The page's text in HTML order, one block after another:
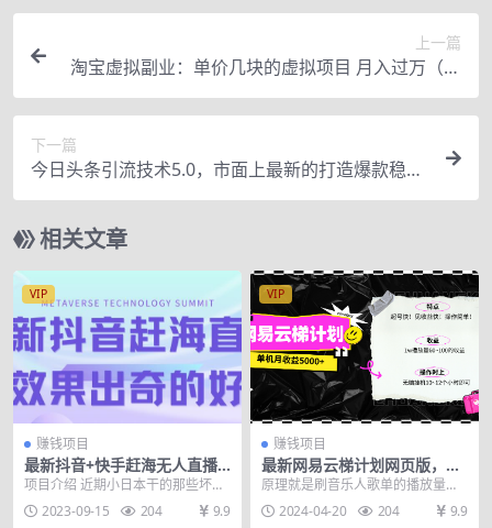
上一篇
淘宝虚拟副业：单价几块的虚拟项目 月入过万（赠
送50G淘宝虚拟资料网盘）
下一篇
今日头条引流技术5.0，市面上最新的打造爆款稳定
引流玩法，轻松100W+阅读
相关文章
VIP
赚钱项目
最新抖音+快手赶海无人直播
流量庞大，效果出奇的好（教
项目介绍 近期小日本干的那些坏事
想必大家都已经知道了而我们的渔
民也是受到了影响但...
2023-09-15 204 9.9
VIP
赚钱项目
最新网易云梯计划网页版，单
机月收益5000+！可放大操作
原理就是刷音乐人歌单的播放量，
我们只需要用大量小号去给自己音
乐人歌单刷播放次数就...
2024-04-20 204 9.9